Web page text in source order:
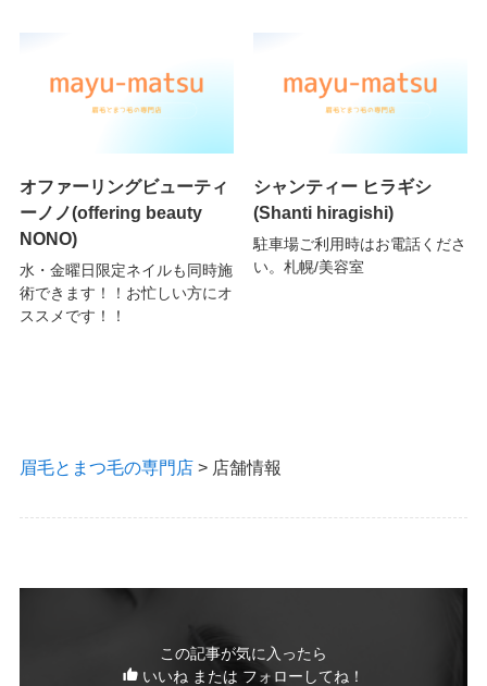
オファーリングビューティ
ーノノ(offering beauty
NONO)
水・金曜日限定ネイルも同時施
術できます！！お忙しい方にオ
ススメです！！
シャンティー ヒラギシ
(Shanti hiragishi)
駐車場ご利用時はお電話くださ
い。札幌/美容室
眉毛とまつ毛の専門店> 店舗情報
この記事が気に入ったら
いいね または フォローしてね！